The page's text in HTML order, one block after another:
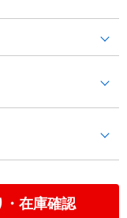
・在庫確認